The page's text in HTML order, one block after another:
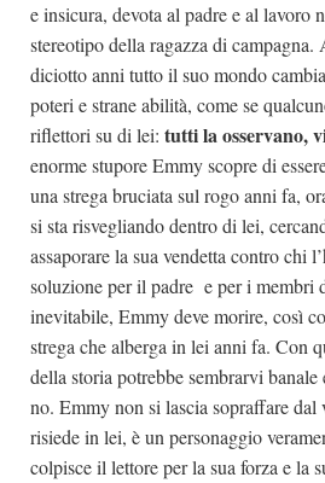
e insicura, devota al padre e al lavoro
stereotipo della ragazza di
diciotto anni tutto il suo mondo
poteri e strane abilità, come se
riflettori su di lei: tutti la osservano,
enorme stupore Emmy scopre di
una strega bruciata sul rogo anni fa,
si sta risvegliando dentro di lei,
assaporare la sua vendetta contro chi
soluzione per il padre e per i membri
inevitabile, Emmy deve morire, così
strega che alberga in lei anni fa. Con
della storia potrebbe sembrarvi banale
no. Emmy non si lascia sopraffare dal
risiede in lei, è un personaggio
colpisce il lettore per la sua forza e la